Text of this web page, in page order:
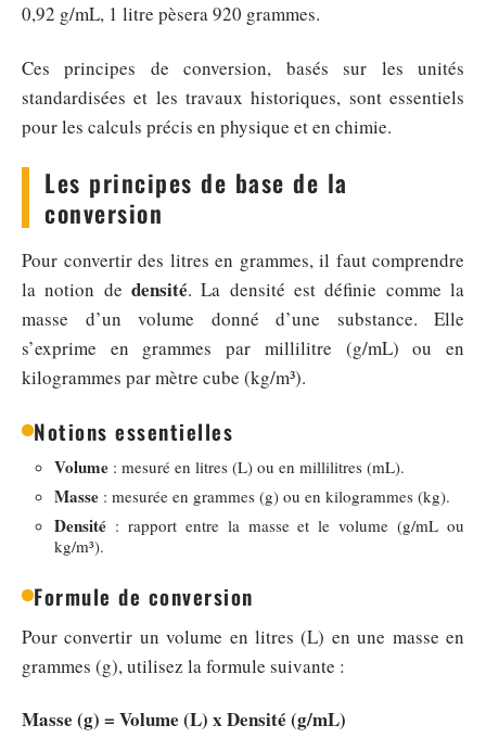
0,92 g/mL, 1 litre pèsera 920 grammes.
Ces principes de conversion, basés sur les unités
standardisées et les travaux historiques, sont essentiels
pour les calculs précis en physique et en chimie.
Les principes de base de la
conversion
Pour convertir des litres en grammes, il faut comprendre
la notion de densité. La densité est définie comme la
masse d’un volume donné d’une substance. Elle
s’exprime en grammes par millilitre (g/mL) ou en
kilogrammes par mètre cube (kg/m³).
Notions essentielles
Volume : mesuré en litres (L) ou en millilitres (mL).
Masse : mesurée en grammes (g) ou en kilogrammes (kg).
Densité : rapport entre la masse et le volume (g/mL ou
kg/m³).
Formule de conversion
Pour convertir un volume en litres (L) en une masse en
grammes (g), utilisez la formule suivante :
Masse (g) = Volume (L) x Densité (g/mL)